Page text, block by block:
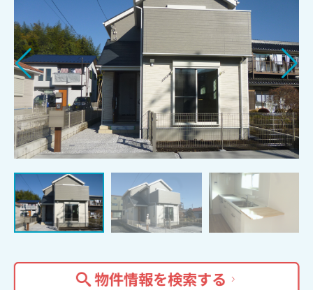
物件情報を検索する